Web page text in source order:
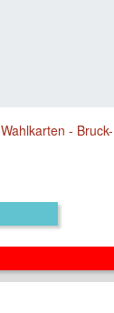
Wahlkarten -